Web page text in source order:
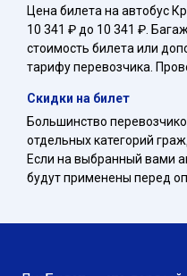
Цена билета на автобус
10 341 ₽ до 10 341 ₽.
стоимость билета или
тарифу перевозчика.
Скидки на билет
Большинство
отдельных категорий
Если на выбранный вами
будут применены перед